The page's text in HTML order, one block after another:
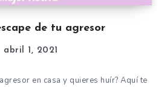
de tu agresor
abril 1, 2021
en casa y quieres huír? Aquí te